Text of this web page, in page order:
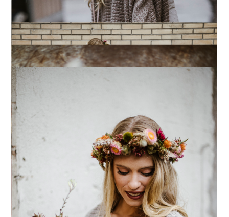
LOKALE UND SAISONALE
SCHNITTBLUMEN, DIE OHNE
PESTIZIDE AUSKOMMEN